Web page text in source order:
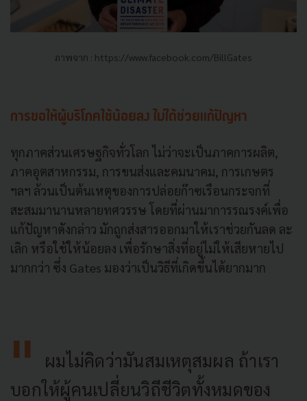
ภาพจาก : https://www.facebook.com/BillGates
การขอให้ผู้บริโภคใช้น้อยลง ไม่ได้ช่วยแก้ปัญหา
ทุกภาคส่วนเศรษฐกิจทั่วโลก ไม่ว่าจะเป็นภาคการผลิต,
ภาคอุตสาหกรรม, การขนส่งและคมนาคม, การเกษตร
ฯลฯ ล้วนเป็นต้นเหตุของการปล่อยก๊าซเรือนกระจกที่
สะสมมานานหลายทศวรรษ โดยที่ผ่านมาการรณรงค์เพื่อ
แก้ปัญหาดังกล่าว มักถูกส่งสารออกมาให้เราช่วยกันลด ละ
เลิก หรือใช้ให้น้อยลง เพื่อรักษาสิ่งที่อยู่ไม่ให้เสียหายไป
มากกว่า ซึ่ง Gates มองว่าเป็นวิธีที่เกิดขึ้นได้ยากมาก
ผมไม่คิดว่ามันสมเหตุสมผล ถ้าเรา
บอกให้ผู้คนเปลี่ยนวิถีชีวิตทั้งหมดของ